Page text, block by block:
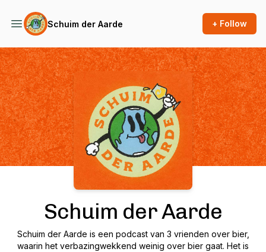
Schuim der Aarde + Follow
Podcast Background Image
Schuim der Aarde
Schuim der Aarde is een podcast van 3 vrienden over bier,
waarin het verbazingwekkend weinig over bier gaat. Het is